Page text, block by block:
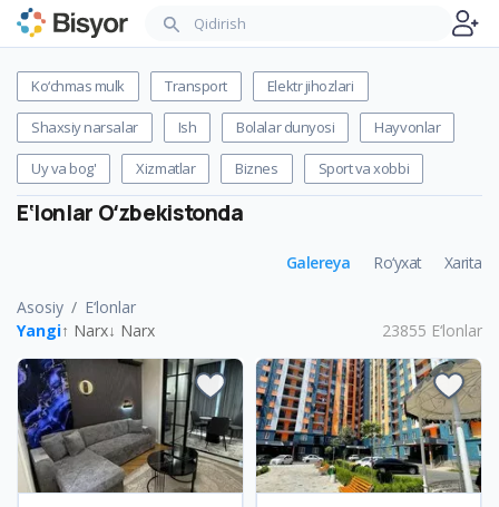
Ko‘chmas mulk Transport Elektr jihozlari
Shaxsiy narsalar Ish Bolalar dunyosi Hayvonlar
Uy va bog' Xizmatlar Biznes Sport va xobbi
E‘lonlar Oʻzbekistonda
Asosiy E‘lonlar
Galereya Ro‘yxat Xarita
Yangi↑ Narx↓ Narx 23855 E‘lonlar